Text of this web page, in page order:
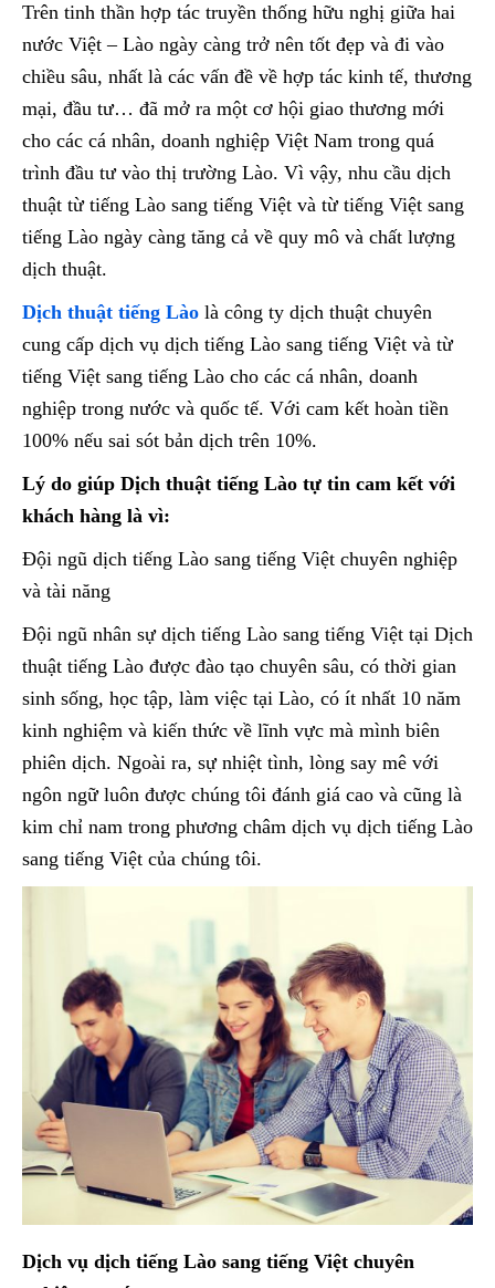
Trên tinh thần hợp tác truyền thống hữu nghị giữa hai
nước Việt – Lào ngày càng trở nên tốt đẹp và đi vào
chiều sâu, nhất là các vấn đề về hợp tác kinh tế, thương
mại, đầu tư… đã mở ra một cơ hội giao thương mới
cho các cá nhân, doanh nghiệp Việt Nam trong quá
trình đầu tư vào thị trường Lào. Vì vậy, nhu cầu dịch
thuật từ tiếng Lào sang tiếng Việt và từ tiếng Việt sang
tiếng Lào ngày càng tăng cả về quy mô và chất lượng
dịch thuật.
Dịch thuật tiếng Lào là công ty dịch thuật chuyên
cung cấp dịch vụ dịch tiếng Lào sang tiếng Việt và từ
tiếng Việt sang tiếng Lào cho các cá nhân, doanh
nghiệp trong nước và quốc tế. Với cam kết hoàn tiền
100% nếu sai sót bản dịch trên 10%.
Lý do giúp Dịch thuật tiếng Lào tự tin cam kết với
khách hàng là vì:
Đội ngũ dịch tiếng Lào sang tiếng Việt chuyên nghiệp
và tài năng
Đội ngũ nhân sự dịch tiếng Lào sang tiếng Việt tại Dịch
thuật tiếng Lào được đào tạo chuyên sâu, có thời gian
sinh sống, học tập, làm việc tại Lào, có ít nhất 10 năm
kinh nghiệm và kiến thức về lĩnh vực mà mình biên
phiên dịch. Ngoài ra, sự nhiệt tình, lòng say mê với
ngôn ngữ luôn được chúng tôi đánh giá cao và cũng là
kim chỉ nam trong phương châm dịch vụ dịch tiếng Lào
sang tiếng Việt của chúng tôi.
Dịch vụ dịch tiếng Lào sang tiếng Việt chuyên